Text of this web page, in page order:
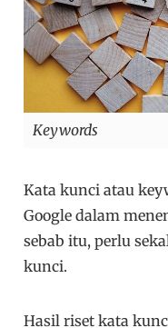
Keywords
Kata kunci atau
Google dalam
sebab itu, perlu
kunci.
Hasil riset kata